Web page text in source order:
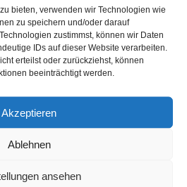
bieten, verwenden wir Technologien wie
zu speichern und/oder darauf
zustimmst, können wir Daten
IDs auf dieser Website verarbeiten.
erteilst oder zurückziehst, können
beeinträchtigt werden.
Akzeptieren
Ablehnen
ansehen
Wandler (hol500)
& Zubehör
Zuverlässigkeit
verschiedenartigen Sensoren
der Messstellen:
oder Drehzahl sind auszuwerten